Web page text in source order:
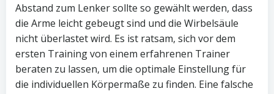
Abstand zum Lenker sollte so gewählt werden, dass
die Arme leicht gebeugt sind und die Wirbelsäule
nicht überlastet wird. Es ist ratsam, sich vor dem
ersten Training von einem erfahrenen Trainer
beraten zu lassen, um die optimale Einstellung für
die individuellen Körpermaße zu finden. Eine falsche